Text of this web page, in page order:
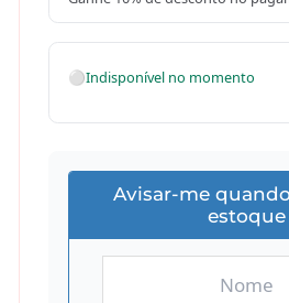
⚪Indisponível no momento
Avisar-me
estoque